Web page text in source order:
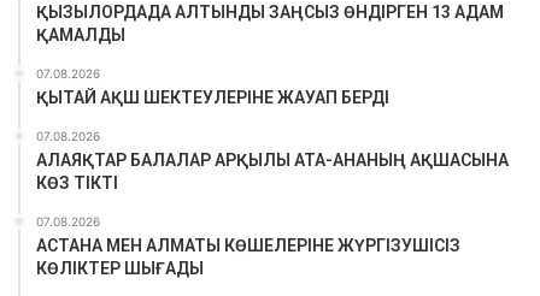
ҚЫЗЫЛОРДАДА АЛТЫНДЫ ЗАҢСЫЗ ӨНДІРГЕН 13 АДАМ
ҚАМАЛДЫ
07.08.2026
ҚЫТАЙ АҚШ ШЕКТЕУЛЕРІНЕ ЖАУАП БЕРДІ
07.08.2026
АЛАЯҚТАР БАЛАЛАР АРҚЫЛЫ АТА-АНАНЫҢ АҚШАСЫНА
КӨЗ ТІКТІ
07.08.2026
АСТАНА МЕН АЛМАТЫ КӨШЕЛЕРІНЕ ЖҮРГІЗУШІСІЗ
КӨЛІКТЕР ШЫҒАДЫ